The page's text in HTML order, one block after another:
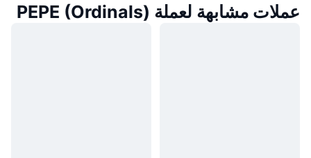
عملات مشابهة لعملة PEPE (Ordinals)